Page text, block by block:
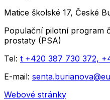
Matice školské 17, České
Populační pilotní program
prostaty (PSA)
Tel: t +420 387 730 372,
E-mail:
Webové stránky